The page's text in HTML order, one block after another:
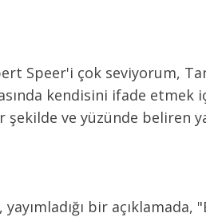
Speer'i çok seviyorum,
kendisini ifade etmek
şekilde ve yüzünde beliren
bir açıklamada,